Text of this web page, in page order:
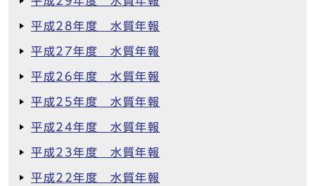
平成28年度 水質年報
平成27年度 水質年報
平成26年度 水質年報
平成25年度 水質年報
平成24年度 水質年報
平成23年度 水質年報
平成22年度 水質年報